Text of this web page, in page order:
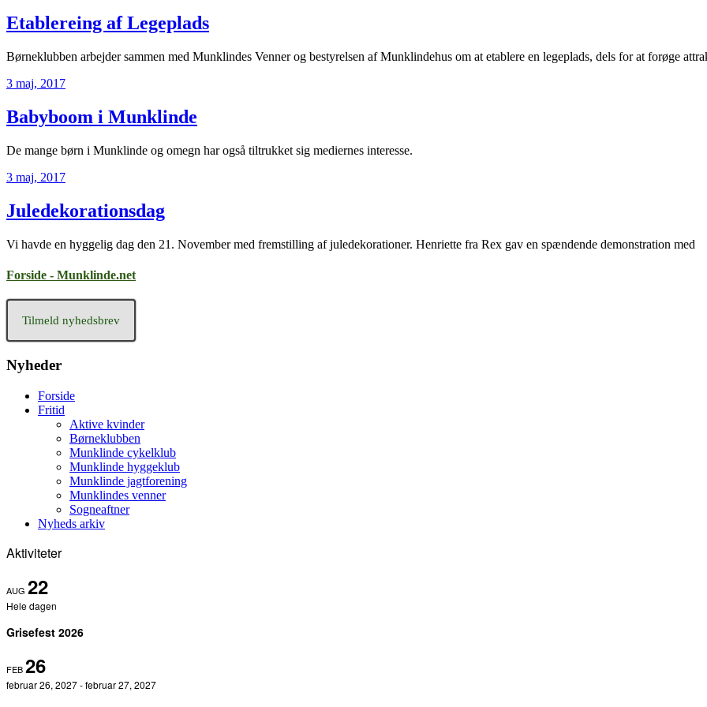
Etablereing af Legeplads
Børneklubben arbejder sammen med Munklindes Venner og bestyrelsen af Munklindehus om at etablere en legeplads, dels for at forøge
3 maj, 2017
Babyboom i Munklinde
De mange børn i Munklinde og omegn har også tiltrukket sig mediernes interesse.
3 maj, 2017
Juledekorationsdag
Vi havde en hyggelig dag den 21. November med fremstilling af juledekorationer. Henriette fra Rex gav en spændende demonstration med
Forside - Munklinde.net
Tilmeld nyhedsbrev
Nyheder
Forside
Fritid
Aktive kvinder
Børneklubben
Munklinde cykelklub
Munklinde hyggeklub
Munklinde jagtforening
Munklindes venner
Sogneaftner
Nyheds arkiv
Aktiviteter
AUG 22
Hele dagen
Grisefest 2026
FEB26
februar 26, 2027-februar 27, 2027